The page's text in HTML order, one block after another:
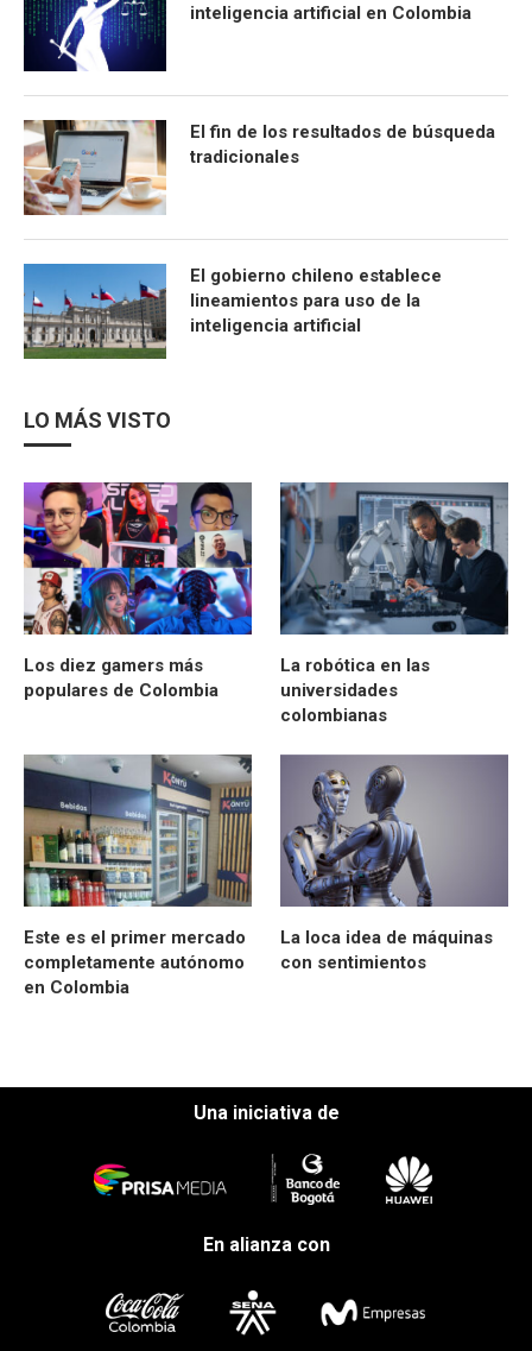
inteligencia artificial en Colombia
El fin de los resultados de búsqueda
tradicionales
El gobierno chileno establece
lineamientos para uso de la
inteligencia artificial
LO MÁS VISTO
Los diez gamers más
populares de Colombia
La robótica en las
universidades
colombianas
Este es el primer mercado
completamente autónomo
en Colombia
La loca idea de máquinas
con sentimientos
Una iniciativa de
En alianza con